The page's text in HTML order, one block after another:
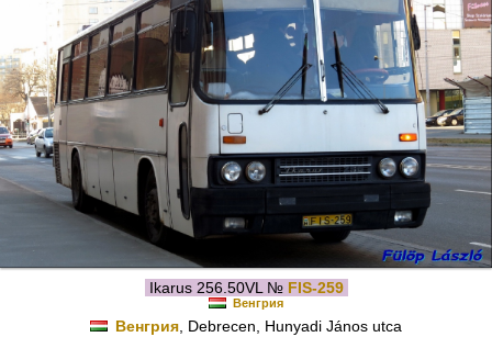
Ikarus 256.50VL № FIS-259
Венгрия
Венгрия , Debrecen, Hunyadi János utca